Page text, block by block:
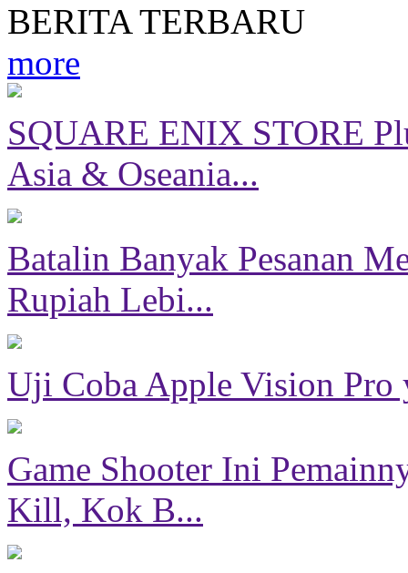
BERITA TERBARU
more
SQUARE ENIX STORE
Asia & Oseania...
Batalin Banyak Pesanan
Rupiah Lebi...
Uji Coba Apple Vision Pro
Game Shooter Ini
Kill, Kok B...